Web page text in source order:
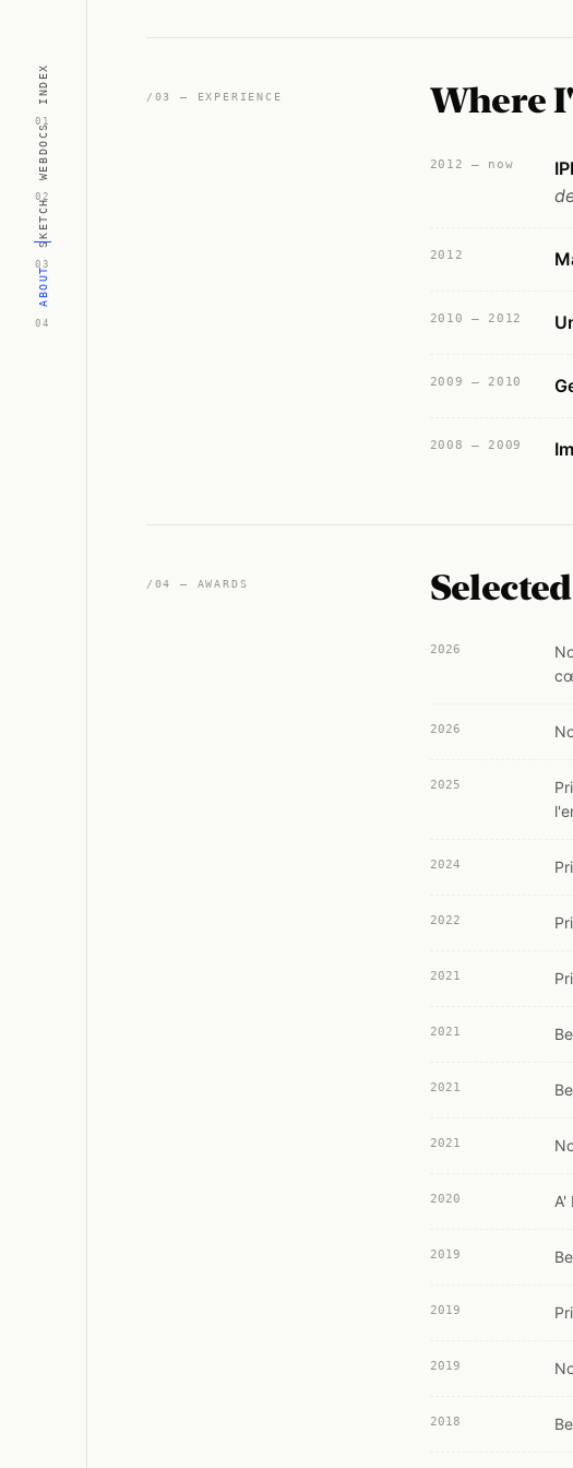
INDEX
WEBDOCS
SKETCH
ABOUT
/03 — EXPERIENCE Where
2012 — now
2012
2010 — 2012
2009 — 2010
2008 — 2009
/04 — AWARDS
2026
2026
2025
2024
2022
2021
2021
2021
2021
2020 A'
2019
2019
2019
2018